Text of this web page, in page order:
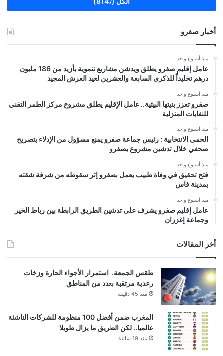
أخبار صفرو
منذ أسبوع واحد
عامل إقليم صفرو يطلق ويدشن مشاريع تنموية بأزيد من 186 مليون
درهم تخليداً للذكرى السابعة والعشرين لعيد العرش المجيد
منذ أسبوع واحد
صفرو تعزز بنيتها البيئية.. عامل الإقليم يطلق مشروع مركز الطمر التقني
للنفايات المنزلية
منذ أسبوع واحد
الحمى الانتخابية : رئيس جماعة صفرو يمنع مسؤول من الإدلاء بتصريح
صحفي خلال تدشين مشروع بصفرو
منذ أسبوع واحد
فتح تحقيق في وفاة طبيب يعمل بصفرو إثر سقوطه من شرفة شقته
بمدينة فاس
منذ أسبوع واحد
عامل إقليم صفرو يشرف على تدشين الطريق الرابطة بين رباط الخير
وجماعة إغزران
أخر المقالات
طقس الجمعة.. استمرار الأجواء الحارة وزخات
رعدية مرتقبة بعدد من المناطق
منذ 45 دقيقة
المغرب ضمن أفضل 100 منظومة للشركات الناشئة
عالميا.. لكن الطريق ما يزال طويلا
منذ 19 ساعة